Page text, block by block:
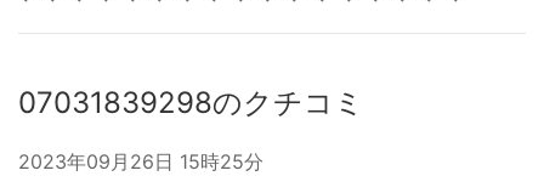
07031839298のクチコミ
2023年09月26日 15時25分